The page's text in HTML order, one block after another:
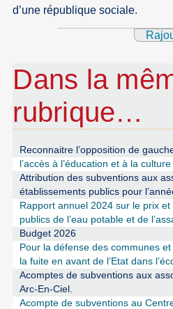
d’une république sociale.
Dans la
rubrique…
Reconnaitre l’opposition de
l’accès à l’éducation et à la
Attribution des subventions aux
établissements publics pour
Rapport annuel 2024 sur le prix
publics de l’eau potable et de
Budget 2026
Pour la défense des communes
la fuite en avant de l’Etat dans
Acomptes de subventions aux
Arc-En-Ciel.
Acompte de subventions au